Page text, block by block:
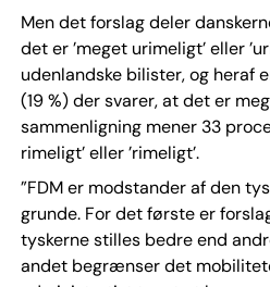
Men det forslag deler
det er ’meget urimeligt’ eller
udenlandske bilister, og heraf
(19 %) der svarer, at det er
sammenligning mener 33
rimeligt’ eller ’rimeligt’.
”FDM er modstander af den
grunde. For det første er
tyskerne stilles bedre end
andet begrænser det